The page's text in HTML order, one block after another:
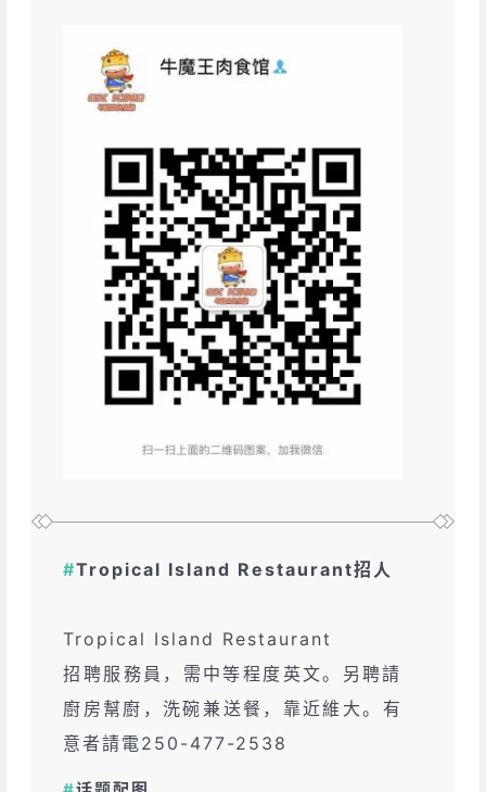
#Tropical Island Restaurant招人
Tropical Island Restaurant
招‮服聘‬務員，需‮等中‬程度英文。另‮請聘‬
廚房幫廚，洗‮兼碗‬送餐，靠‮維近‬大。有
意‮請者‬電250-477-2538